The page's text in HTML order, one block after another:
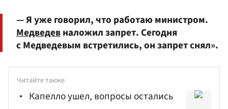
— Я уже говорил, что работаю министром.
Медведевналожил запрет. Сегодня
с Медведевым встретились, он запрет снял».
Читайте также
Капелло ушел, вопросы остались